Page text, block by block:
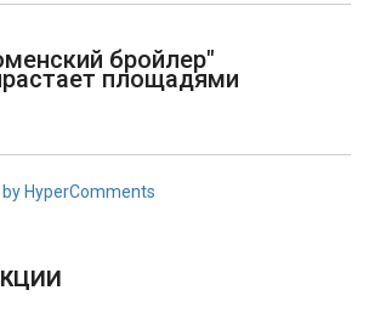
бройлер"
площадями
HyperComments